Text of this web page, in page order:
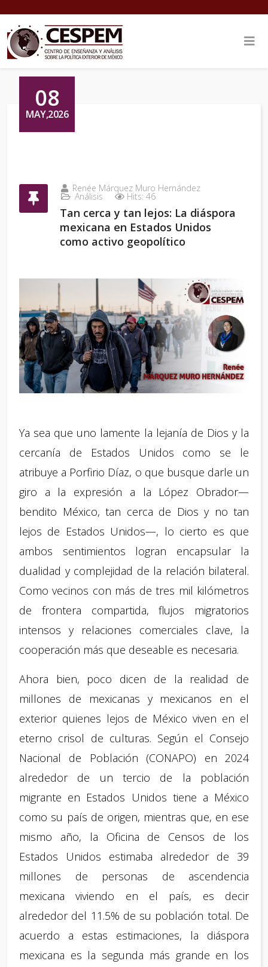
08
MAY,2026
Renée Márquez Muro Hernández
Análisis Hits: 46
Tan cerca y tan lejos: La diáspora
mexicana en Estados Unidos
como activo geopolítico
Ya sea que uno lamente la lejanía de Dios y la
cercanía de Estados Unidos como se le
atribuye a Porfirio Díaz, o que busque darle un
giro a la expresión a la López Obrador—
bendito México, tan cerca de Dios y no tan
lejos de Estados Unidos—, lo cierto es que
ambos sentimientos logran encapsular la
dualidad y complejidad de la relación bilateral.
Como vecinos con más de tres mil kilómetros
de frontera compartida, flujos migratorios
intensos y relaciones comerciales clave, la
cooperación más que deseable es necesaria.
Ahora bien, poco dicen de la realidad de
millones de mexicanas y mexicanos en el
exterior quienes lejos de México viven en el
eterno crisol de culturas. Según el Consejo
Nacional de Población (CONAPO) en 2024
alrededor de un tercio de la población
migrante en Estados Unidos tiene a México
como su país de origen, mientras que, en ese
mismo año, la Oficina de Censos de los
Estados Unidos estimaba alrededor de 39
millones de personas de ascendencia
mexicana viviendo en el país, es decir
alrededor del 11.5% de su población total. De
acuerdo a estas estimaciones, la diáspora
mexicana es la segunda más grande en los